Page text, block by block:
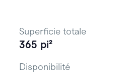
Superficie totale
365 pi²
Disponibilité